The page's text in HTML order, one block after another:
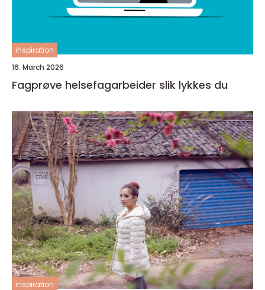
inspiration
16. March 2026
Fagprøve helsefagarbeider slik lykkes du
inspiration